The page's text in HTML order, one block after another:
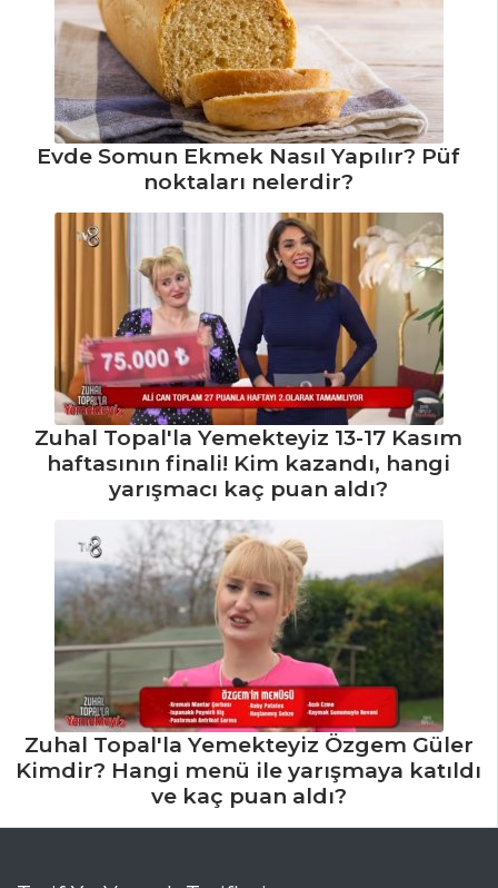
Tüm Tarifleri
Evde Somun Ekmek Nasıl Yapılır? Püf
noktaları nelerdir?
Zuhal Topal'la Yemekteyiz 13-17 Kasım
haftasının finali! Kim kazandı, hangi
yarışmacı kaç puan aldı?
Zuhal Topal'la Yemekteyiz Özgem Güler
Kimdir? Hangi menü ile yarışmaya katıldı
ve kaç puan aldı?